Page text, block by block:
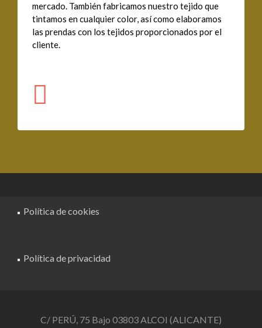
mercado. También fabricamos nuestro tejido que
tintamos en cualquier color, así como elaboramos
las prendas con los tejidos proporcionados por el
cliente.
Política de cookies
Política de privacidad
C/ PERÚ, 75 Bajo 03803 ALCOI (ALICANTE)